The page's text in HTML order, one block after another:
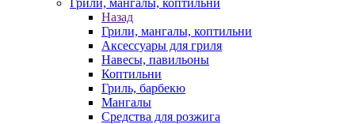
Грили, мангалы, коптильни
Назад
Грили, мангалы, коптильни
Аксессуары для гриля
Навесы, павильоны
Коптильни
Гриль, барбекю
Мангалы
Средства для розжига